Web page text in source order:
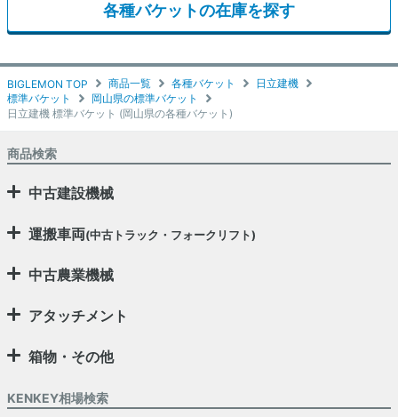
BIGLEMON TOP 商品一覧 各種バケット
日立建機
標準バケット
岡山県の標準バケット
日立建機 標準バケット (岡山県の各種バケット)
各種バケットの在庫を探す
商品検索
中古建設機械
運搬車両(中古トラック・フォークリフト)
中古農業機械
アタッチメント
箱物・その他
KENKEY相場検索